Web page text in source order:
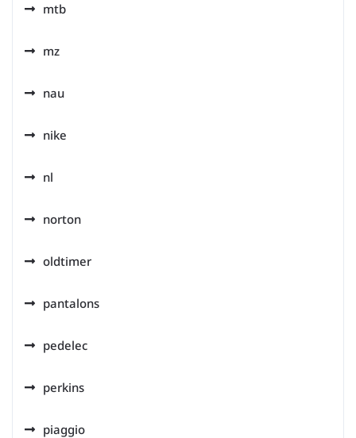
mtb
mz
nau
nike
nl
norton
oldtimer
pantalons
pedelec
perkins
piaggio